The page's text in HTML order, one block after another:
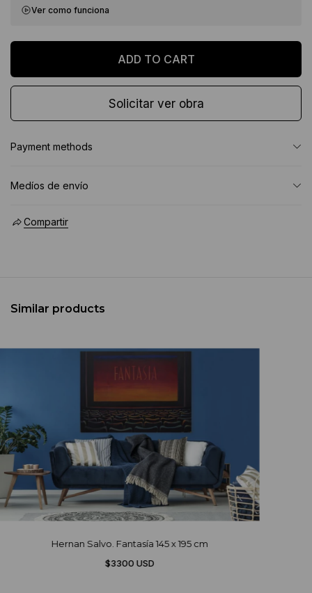
Ver como funciona
Solicitar ver obra
Payment methods
Medíos de envío
Compartir
Similar products
Hernan Salvo. Fantasía 145 x 195 cm
$3300 USD